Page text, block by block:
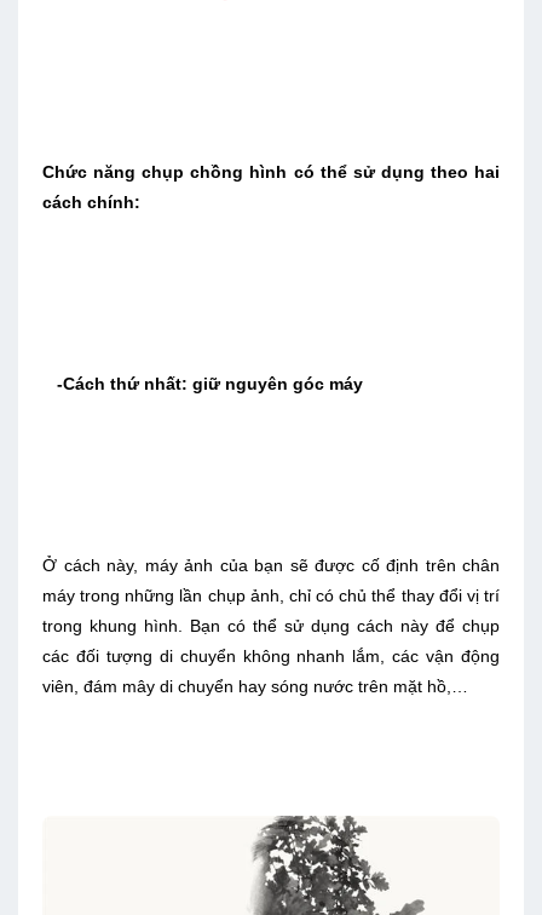
Chức năng chụp chồng hình có thể sử dụng theo hai
cách chính:
-Cách thứ nhất: giữ nguyên góc máy
Ở cách này, máy ảnh của bạn sẽ được cố định trên chân
máy trong những lần chụp ảnh, chỉ có chủ thể thay đổi vị trí
trong khung hình. Bạn có thể sử dụng cách này để chụp
các đối tượng di chuyển không nhanh lắm, các vận động
viên, đám mây di chuyển hay sóng nước trên mặt hồ,…